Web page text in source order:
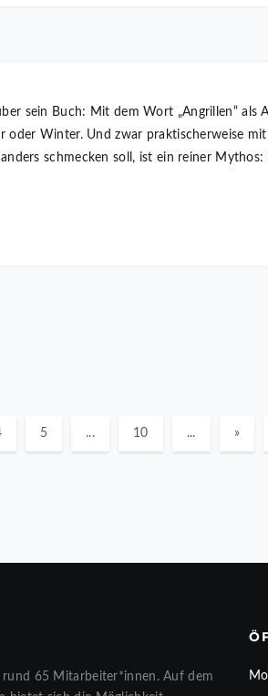
sein Buch: Mit dem Wort „Angrillen“
oder Winter. Und zwar praktischerweise
schmecken soll, ist ein reiner
5 ... 10 ... »
65 Mitarbeiter*innen. Auf dem